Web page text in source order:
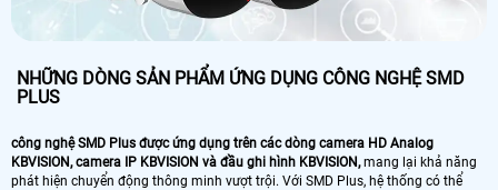
NHỮNG DÒNG SẢN PHẨM ỨNG DỤNG CÔNG NGHỆ SMD
PLUS
công nghệ SMD Plus được ứng dụng trên các dòng camera HD Analog
KBVISION, camera IP KBVISION và đầu ghi hình KBVISION,mang lại khả năng
phát hiện chuyển động thông minh vượt trội. Với SMD Plus, hệ thống có thể